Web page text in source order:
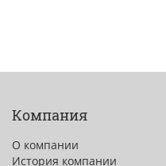
Компания
О компании
История компании